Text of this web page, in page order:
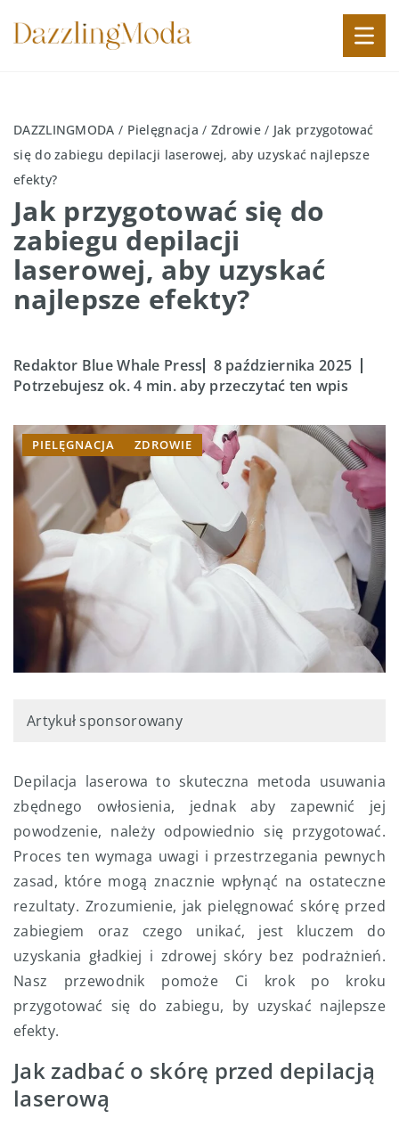
DAZZLINGMODA / Pielęgnacja / Zdrowie/ Jak przygotować
się do zabiegu depilacji laserowej, aby uzyskać najlepsze
efekty?
Jak przygotować się do
zabiegu depilacji
laserowej, aby uzyskać
najlepsze efekty?
Redaktor Blue Whale Press
8 października 2025
Potrzebujesz ok. 4 min. aby przeczytać ten wpis
PIELĘGNACJA ZDROWIE
Artykuł sponsorowany
Depilacja laserowa to skuteczna metoda usuwania
zbędnego owłosienia, jednak aby zapewnić jej
powodzenie, należy odpowiednio się przygotować.
Proces ten wymaga uwagi i przestrzegania pewnych
zasad, które mogą znacznie wpłynąć na ostateczne
rezultaty. Zrozumienie, jak pielęgnować skórę przed
zabiegiem oraz czego unikać, jest kluczem do
uzyskania gładkiej i zdrowej skóry bez podrażnień.
Nasz przewodnik pomoże Ci krok po kroku
przygotować się do zabiegu, by uzyskać najlepsze
efekty.
Jak zadbać o skórę przed depilacją
laserową